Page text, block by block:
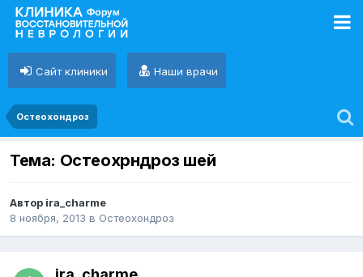
Сайт клиники Наши врачи
Остеохондроз
Тема: Остеохрндроз шей
Автор ira_charme
8 ноября, 2013 в Остеохондроз